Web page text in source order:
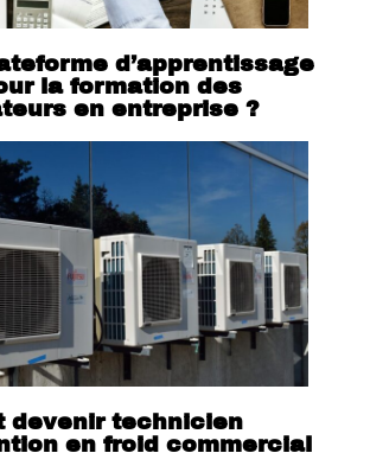
d’apprentissage
la formation des
en entreprise ?
devenir technicien
en froid commercial